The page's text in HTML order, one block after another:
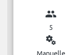
group
5
miscellaneous_services